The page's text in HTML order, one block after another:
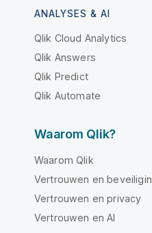
ANALYSES & AI
Qlik Cloud Analytics
Qlik Answers
Qlik Predict
Qlik Automate
Waarom Qlik?
Waarom Qlik
Vertrouwen en
Vertrouwen en privacy
Vertrouwen en AI